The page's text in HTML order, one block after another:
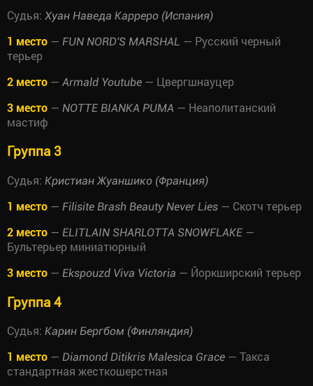
Судья: Хуан Наведа Карреро (Испания)
1 место — FUN NORD'S MARSHAL — Русский черный
терьер
2 место — Armald Youtube — Цвергшнауцер
3 место — NOTTE BIANKA PUMA — Неаполитанский
мастиф
Группа 3
Судья: Кристиан Жуаншико (Франция)
1 место — Filisite Brash Beauty Never Lies — Скотч терьер
2 место — ELITLAIN SHARLOTTA SNOWFLAKE —
Бультерьер миниатюрный
3 место — Ekspouzd Viva Victoria — Йоркширский терьер
Группа 4
Судья: Карин Бергбом (Финляндия)
1 место — Diamond Ditikris Malesica Grace — Такса
стандартная жесткошерстная